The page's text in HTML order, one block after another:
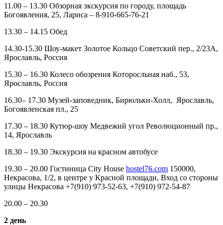
11.00 – 13.30 Обзорная экскурсия по городу, площадь
Богоявления, 25, Лариса – 8-910-665-76-21
13.30 – 14.15 Обед
14.30-15.30 Шоу-макет Золотое Кольцо Советский пер., 2/23А,
Ярославль, Россия
15.30 – 16.30 Колесо обозрения Которосльная наб., 53,
Ярославль, Россия
16.30– 17.30 Музей-заповедник, Бирюльки-Холл, Ярославль,
Богоявленская пл., 25
17.30 – 18.30 Кутюр-шоу Медвежий угол Революционный пр.,
14, Ярославль
18.30 – 19.30 Экскурсия на красном автобусе
19.30 – 20.00 Гостиница City House hostel76.com 150000,
Некрасова, 1/2, в центре у Красной площади, Вход со стороны
улицы Некрасова +7(910) 973-52-63, +7(910) 972-54-87
20.00 – 20.30
2 день